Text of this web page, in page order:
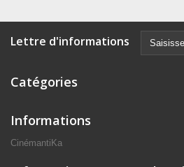
Lettre d'informations
Catégories
Informations
CinémantiKa